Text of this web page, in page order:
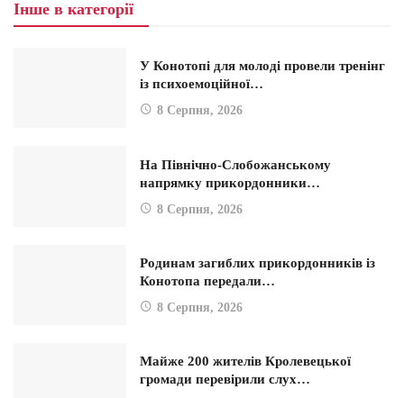
Інше в категорії
У Конотопі для молоді провели тренінг
із психоемоційної…
8 Серпня, 2026
На Північно-Слобожанському
напрямку прикордонники…
8 Серпня, 2026
Родинам загиблих прикордонників із
Конотопа передали…
8 Серпня, 2026
Майже 200 жителів Кролевецької
громади перевірили слух…